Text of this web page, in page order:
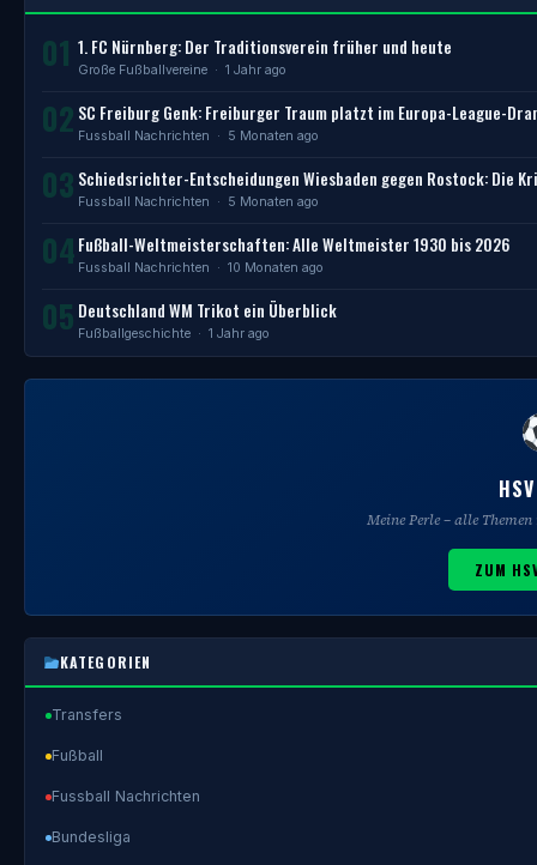
01 1. FC Nürnberg: Der Traditionsverein früher und heute
Große Fußballvereine · 1 Jahr ago
02 SC Freiburg Genk: Freiburger Traum platzt im Europa-League-
Fussball Nachrichten · 5 Monaten ago
03 Schiedsrichter-Entscheidungen Wiesbaden gegen Rostock: Die
Fussball Nachrichten · 5 Monaten ago
04 Fußball-Weltmeisterschaften: Alle Weltmeister 1930 bis 2026
Fussball Nachrichten · 10 Monaten ago
05 Deutschland WM Trikot ein Überblick
Fußballgeschichte · 1 Jahr ago
Meine Perle – alle
ZUM
KATEGORIEN
Transfers
Fußball
Fussball Nachrichten
Bundesliga